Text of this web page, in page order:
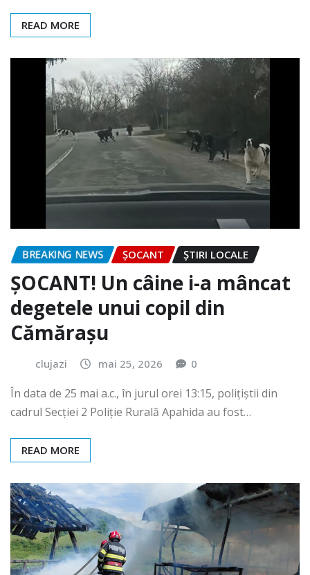
READ MORE
BREAKING NEWS ȘOCANT ȘTIRI LOCALE
ȘOCANT! Un câine i-a mâncat
degetele unui copil din
Cămărașu
clujazi mai 25, 2026 0
În data de 25 mai a.c., în jurul orei 13:15, polițiștii din
cadrul Secției 2 Poliție Rurală Apahida au fost…
READ MORE